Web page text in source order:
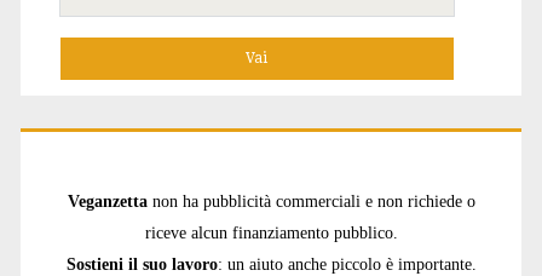
per:
Veganzetta non ha pubblicità commerciali e non richiede o
riceve alcun finanziamento pubblico.
Sostieni il suo lavoro: un aiuto anche piccolo è importante.